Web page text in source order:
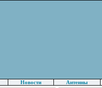
Новости Антенны